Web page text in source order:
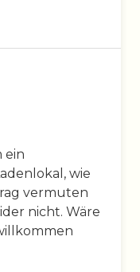
ein
wie
vermuten
nicht. Wäre